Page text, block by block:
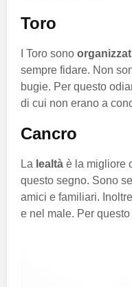
Toro
I Toro sono
sempre fidare. Non
bugie. Per questo
di cui non erano a
Cancro
La lealtà è la migliore
questo segno. Sono
amici e familiari.
e nel male. Per